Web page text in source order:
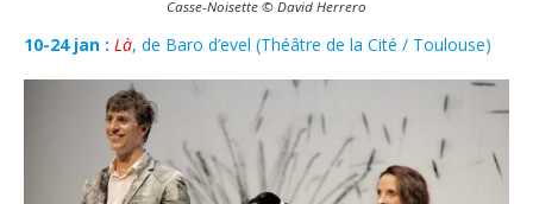
Casse-Noisette © David Herrero
10-24 jan : Là, de Baro d’evel (Théâtre de la Cité / Toulouse)